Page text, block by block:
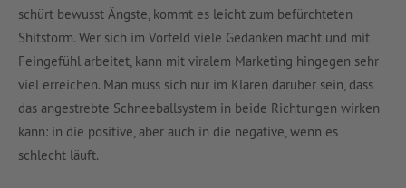
schürt bewusst Ängste, kommt es leicht zum befürchteten
Shitstorm. Wer sich im Vorfeld viele Gedanken macht und mit
Feingefühl arbeitet, kann mit viralem Marketing hingegen sehr
viel erreichen. Man muss sich nur im Klaren darüber sein, dass
das angestrebte Schneeballsystem in beide Richtungen wirken
kann: in die positive, aber auch in die negative, wenn es
schlecht läuft.